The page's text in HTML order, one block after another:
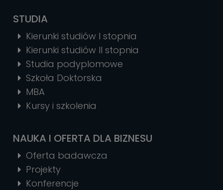
STUDIA
Kierunki studiów I stopnia
Kierunki studiów II stopnia
Studia podyplomowe
Szkoła Doktorska
MBA
Kursy i szkolenia
NAUKA I OFERTA DLA BIZNESU
Oferta badawcza
Projekty
Konferencje